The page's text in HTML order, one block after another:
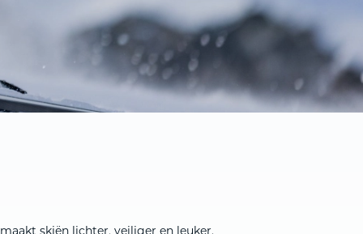
– je ziet er dus niet uit als een robot.
skiën lichter, veiliger en leuker.